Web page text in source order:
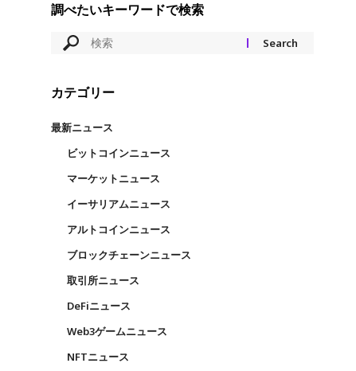
調べたいキーワードで検索
カテゴリー
最新ニュース
ビットコインニュース
マーケットニュース
イーサリアムニュース
アルトコインニュース
ブロックチェーンニュース
取引所ニュース
DeFiニュース
Web3ゲームニュース
NFTニュース